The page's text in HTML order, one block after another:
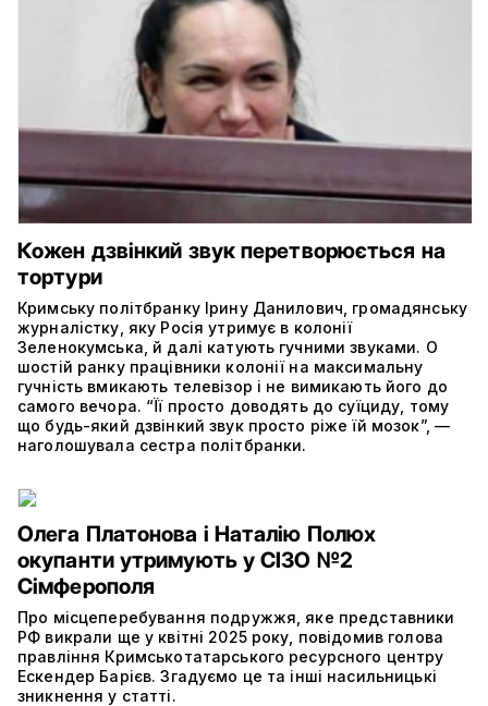
Кожен дзвінкий звук перетворюється на
тортури
Кримську політбранку Ірину Данилович, громадянську
журналістку, яку Росія утримує в колонії
Зеленокумська, й далі катують гучними звуками. О
шостій ранку працівники колонії на максимальну
гучність вмикають телевізор і не вимикають його до
самого вечора. “Її просто доводять до суїциду, тому
що будь-який дзвінкий звук просто ріже їй мозок”, —
наголошувала сестра політбранки.
Олега Платонова і Наталію Полюх
окупанти утримують у СІЗО №2
Сімферополя
Про місцеперебування подружжя, яке представники
РФ викрали ще у квітні 2025 року, повідомив голова
правління Кримськотатарського ресурсного центру
Ескендер Барієв. Згадуємо це та інші насильницькі
зникнення у статті.